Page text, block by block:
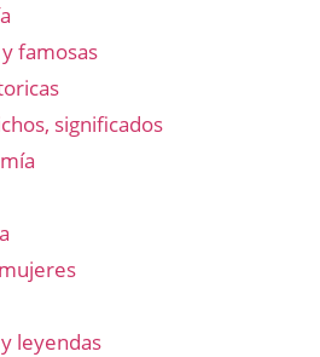
famosas
significados
leyendas